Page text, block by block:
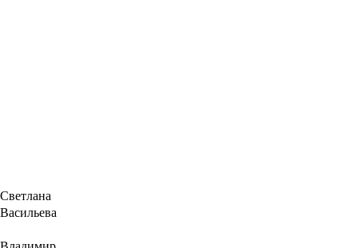
Светлана
Васильева